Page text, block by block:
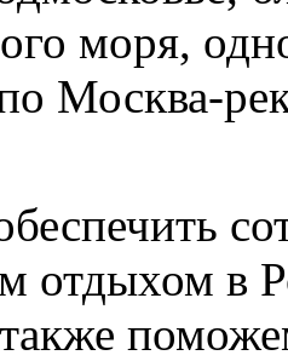
моря,
Москва-
отдыхом в